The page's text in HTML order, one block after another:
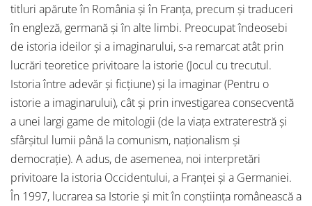
titluri apărute în România şi în Franţa, precum şi traduceri
în engleză, germană şi în alte limbi. Preocupat îndeosebi
de istoria ideilor şi a imaginarului, s-a remarcat atât prin
lucrări teoretice privitoare la istorie (Jocul cu trecutul.
Istoria între adevăr şi ficţiune) şi la imaginar (Pentru o
istorie a imaginarului), cât şi prin investigarea consecventă
a unei largi game de mitologii (de la viaţa extraterestră şi
sfârşitul lumii până la comunism, naţionalism şi
democraţie). A adus, de asemenea, noi interpretări
privitoare la istoria Occidentului, a Franţei şi a Germaniei.
În 1997, lucrarea sa Istorie şi mit în conştiinţa românească a